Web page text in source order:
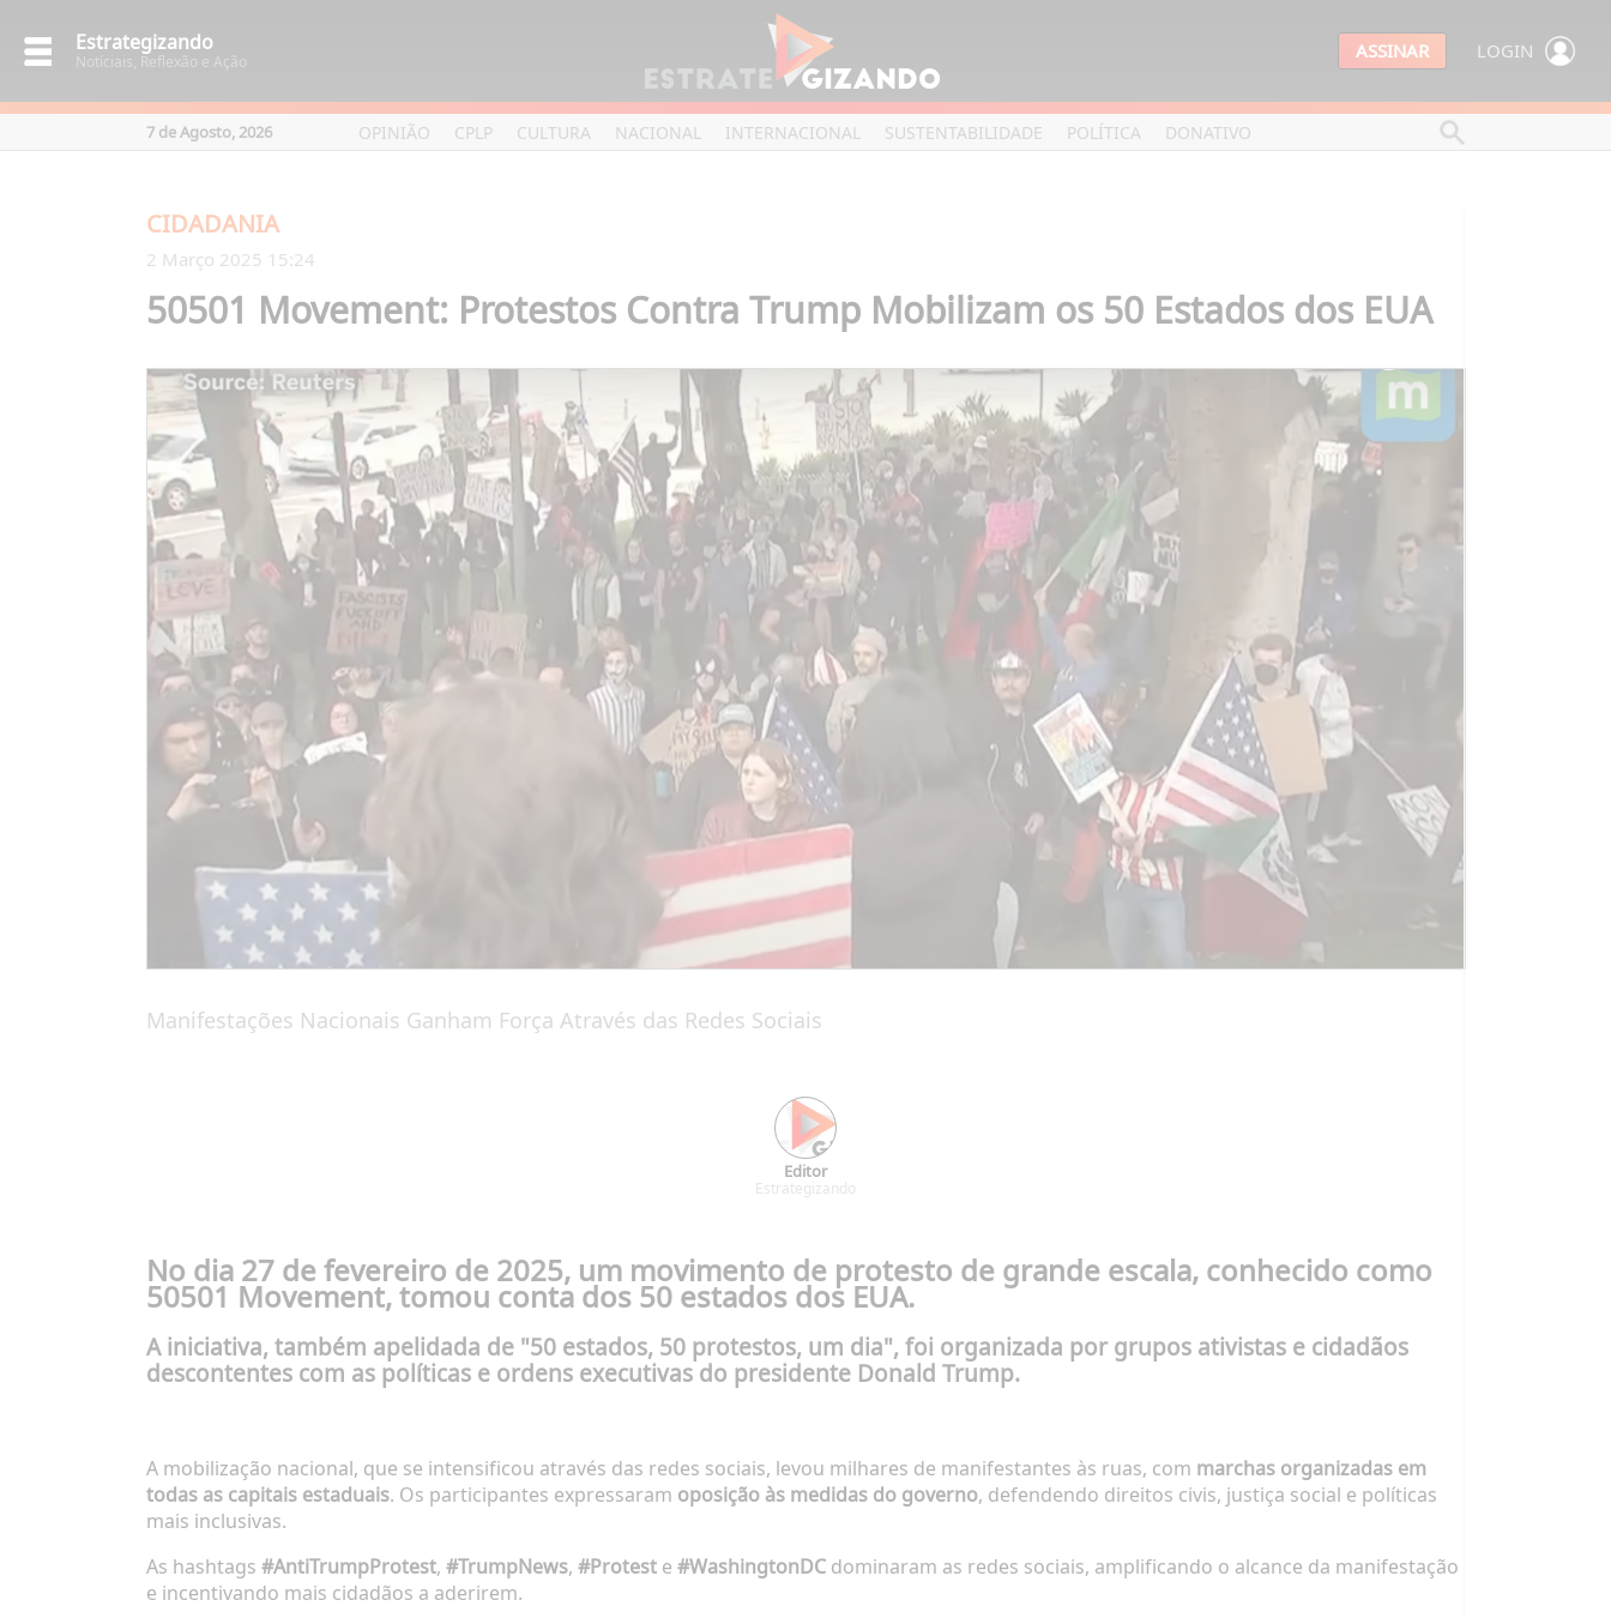
Estrategizando
Notíciais, Reflexão e Ação ASSINAR LOGIN
7 de Agosto, 2026 OPINIÃO CPLP CULTURA NACIONAL INTERNACIONAL SUSTENTABILIDADE POLÍTICA DONATIVO
CIDADANIA
2 Março 2025 15:24
50501 Movement: Protestos Contra Trump Mobilizam os 50 Estados dos EUA
Manifestações Nacionais Ganham Força Através das Redes Sociais
Editor
Estrategizando
No dia27 de fevereiro de 2025, um movimento de protesto de grande escala, conhecido como
50501 Movement, tomou conta dos50 estados dos EUA.
A iniciativa, também apelidada de"50 estados, 50 protestos, um dia", foi organizada por grupos ativistas e cidadãos
descontentes com as políticas e ordens executivas do presidente Donald Trump.
A mobilização nacional, que se intensificou através das redes sociais, levou milhares de manifestantes às ruas, com marchas organizadas em
todas as capitais estaduais. Os participantes expressaram oposição às medidas do governo, defendendo direitos civis, justiça social e políticas
mais inclusivas.
As hashtags#AntiTrumpProtest,#TrumpNews,#Proteste#WashingtonDCdominaram as redes sociais, amplificando o alcance da manifestação
e incentivando mais cidadãos a aderirem.